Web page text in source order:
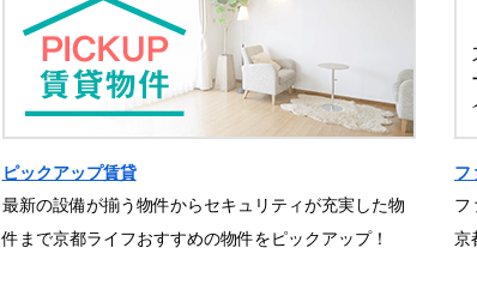
ピックアップ賃貸
最新の設備が揃う物件からセキュリティが充実した物
件まで京都ライフおすすめの物件をピックアップ！
フ
フ
京